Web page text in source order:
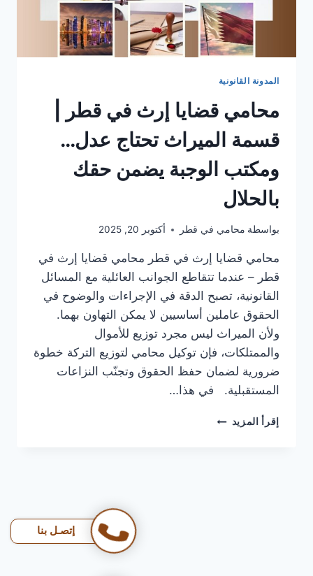
المدونة القانونية
محامي قضايا إرث في قطر |
قسمة الميراث تحتاج عدل…
ومكتب الوجبة يضمن حقك
بالحلال
بواسطة محامي في قطر أكتوبر 20, 2025
محامي قضايا إرث في قطر محامي قضايا إرث في
قطر – عندما تتقاطع الجوانب العائلية مع المسائل
القانونية، تصبح الدقة في الإجراءات والوضوح في
الحقوق عاملين أساسيين لا يمكن التهاون بهما.
ولأن الميراث ليس مجرد توزيع للأموال
والممتلكات، فإن توكيل محامي لتوزيع التركة خطوة
ضرورية لضمان حفظ الحقوق وتجنّب النزاعات
المستقبلية. في هذا…
إقرأ المزيد محامي
إتصـل بنا